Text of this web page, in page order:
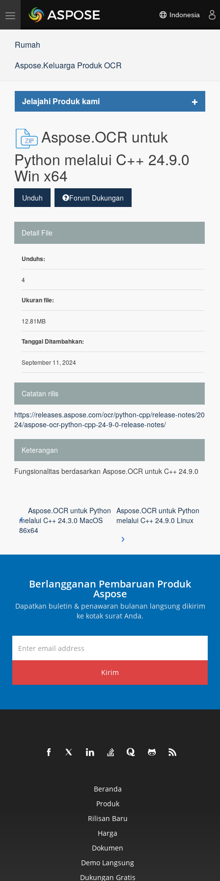
Alihkan
navigasi
Indonesia
Rumah
Aspose.Keluarga Produk OCR
Jelajahi Produk kami
Toggle
Aspose.OCR untuk
Python melalui C++ 24.9.0
Win x64
Unduh Forum Dukungan
Detail File
Unduhs:
4
Ukuran file:
12.81MB
Tanggal Ditambahkan:
September 11, 2024
Catatan rilis
https://releases.aspose.com/ocr/python-cpp/release-notes/20
24/aspose-ocr-python-cpp-24-9-0-release-notes/
Keterangan
Fungsionalitas berdasarkan Aspose.OCR untuk C++ 24.9.0
Aspose.OCR untuk Python
melalui C++ 24.3.0 MacOS
86x64
Aspose.OCR untuk Python
melalui C++ 24.9.0 Linux
Berlangganan Pembaruan Produk
Aspose
Dapatkan buletin & penawaran bulanan langsung dikirim
ke kotak surat Anda.
Kirim
Beranda
Produk
Rilisan Baru
Harga
Dokumen
Demo Langsung
Dukungan Gratis